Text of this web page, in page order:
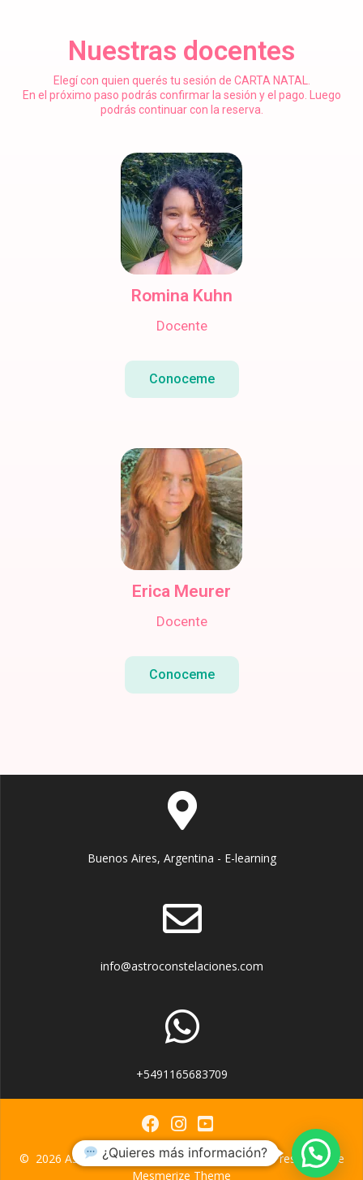
Nuestras docentes
Elegí con quien querés tu sesión de CARTA NATAL.
En el próximo paso podrás confirmar la sesión y el pago. Luego
podrás continuar con la reserva.
Romina Kuhn
Docente
Conoceme
Erica Meurer
Docente
Conoceme
Buenos Aires, Argentina - E-learning
info@astroconstelaciones.com
+5491165683709
© 2026 Astrología Psicologica. Built using WordPress and the
Mesmerize Theme
¿Quieres más información?